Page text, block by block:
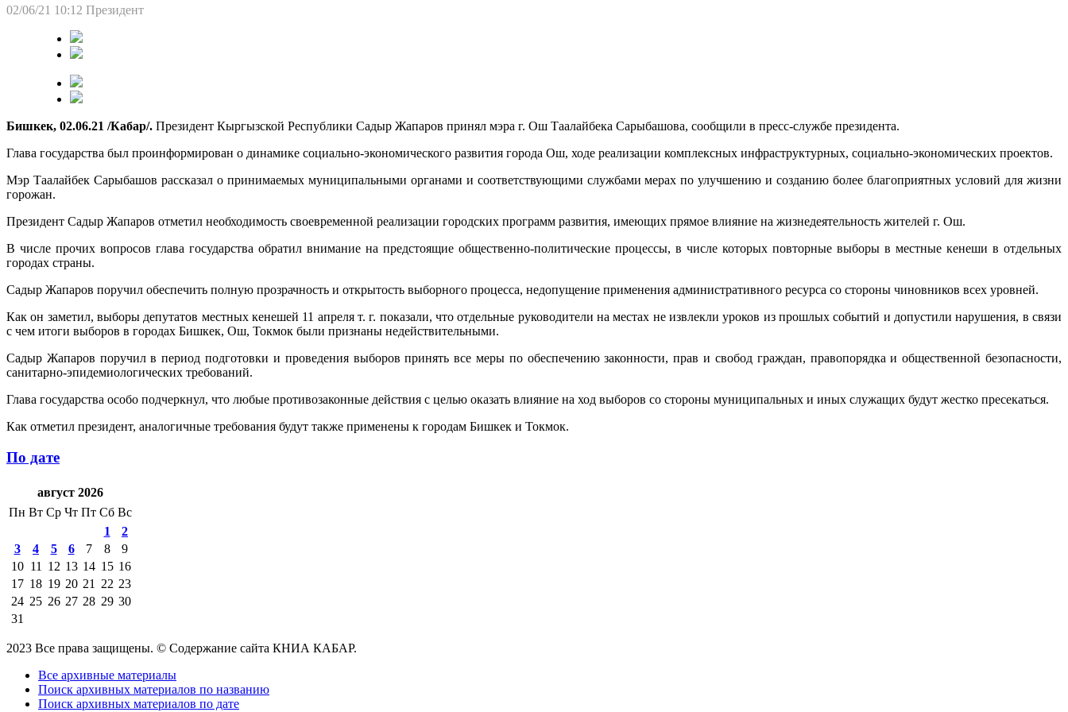
02/06/21 10:12 Президент
Бишкек, 02.06.21 /Кабар/. Президент Кыргызской Республики Садыр Жапаров принял мэра г. Ош Таалайбека Сарыбашова, сообщили в пресс-службе президента.
Глава государства был проинформирован о динамике социально-экономического развития города Ош, ходе реализации комплексных инфраструктурных, социально-экономических проектов.
Мэр Таалайбек Сарыбашов рассказал о принимаемых муниципальными органами и соответствующими службами мерах по улучшению и созданию более благоприятных условий для жизни
горожан.
Президент Садыр Жапаров отметил необходимость своевременной реализации городских программ развития, имеющих прямое влияние на жизнедеятельность жителей г. Ош.
В числе прочих вопросов глава государства обратил внимание на предстоящие общественно-политические процессы, в числе которых повторные выборы в местные кенеши в отдельных
городах страны.
Садыр Жапаров поручил обеспечить полную прозрачность и открытость выборного процесса, недопущение применения административного ресурса со стороны чиновников всех уровней.
Как он заметил, выборы депутатов местных кенешей 11 апреля т. г. показали, что отдельные руководители на местах не извлекли уроков из прошлых событий и допустили нарушения, в связи
с чем итоги выборов в городах Бишкек, Ош, Токмок были признаны недействительными.
Садыр Жапаров поручил в период подготовки и проведения выборов принять все меры по обеспечению законности, прав и свобод граждан, правопорядка и общественной безопасности,
санитарно-эпидемиологических требований.
Глава государства особо подчеркнул, что любые противозаконные действия с целью оказать влияние на ход выборов со стороны муниципальных и иных служащих будут жестко пресекаться.
Как отметил президент, аналогичные требования будут также применены к городам Бишкек и Токмок.
По дате
август 2026
Пн Вт Ср Чт Пт Сб Вс
1
2
3
4 5 6 7 8
9
10 11 12 13 14 15 16
17 18 19 20 21 22 23
24 25 26 27 28 29 30
31
2023 Все права защищены. © Содержание сайта КНИА КАБАР.
Все архивные материалы
Поиск архивных материалов по названию
Поиск архивных материалов по дате